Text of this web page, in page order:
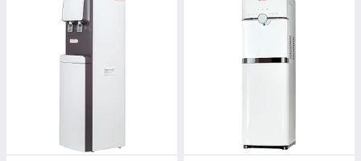
Таким образом в офисе или на предприятии позволяет
существенно снизить затраты на питьевую воду, при этом ее
качество будет в разы выше, чем у бутилированной, а
компактные эргономичные модели хорошо подходят для